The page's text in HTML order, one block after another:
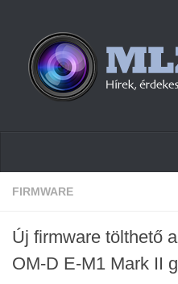
Hírek
Cikkek
FIRMWARE
Új firmware tölthető
OM-D E-M1 Mark II